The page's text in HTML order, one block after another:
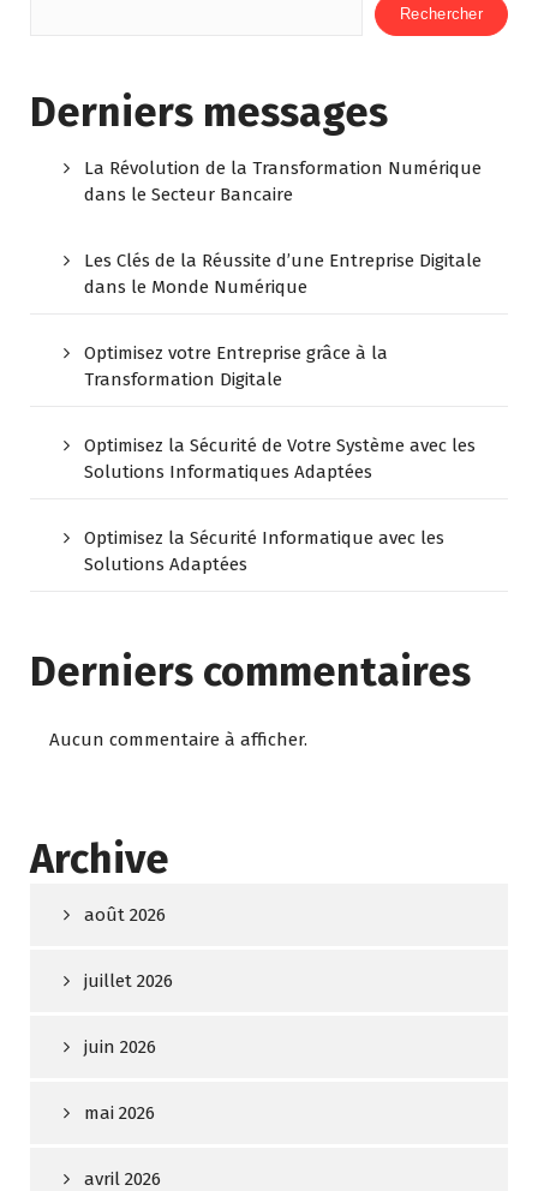
Rechercher
Derniers messages
La Révolution de la Transformation Numérique
dans le Secteur Bancaire
Les Clés de la Réussite d’une Entreprise Digitale
dans le Monde Numérique
Optimisez votre Entreprise grâce à la
Transformation Digitale
Optimisez la Sécurité de Votre Système avec les
Solutions Informatiques Adaptées
Optimisez la Sécurité Informatique avec les
Solutions Adaptées
Derniers commentaires
Aucun commentaire à afficher.
Archive
août 2026
juillet 2026
juin 2026
mai 2026
avril 2026